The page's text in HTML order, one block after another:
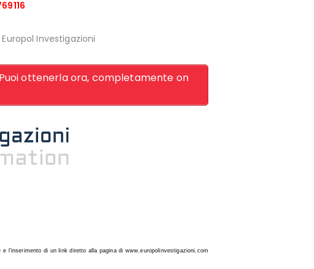
Europol Investigazioni
ottenerla ora, completamente on
l’inserimento di un link diretto alla pagina di www.europolinvestigazioni.com